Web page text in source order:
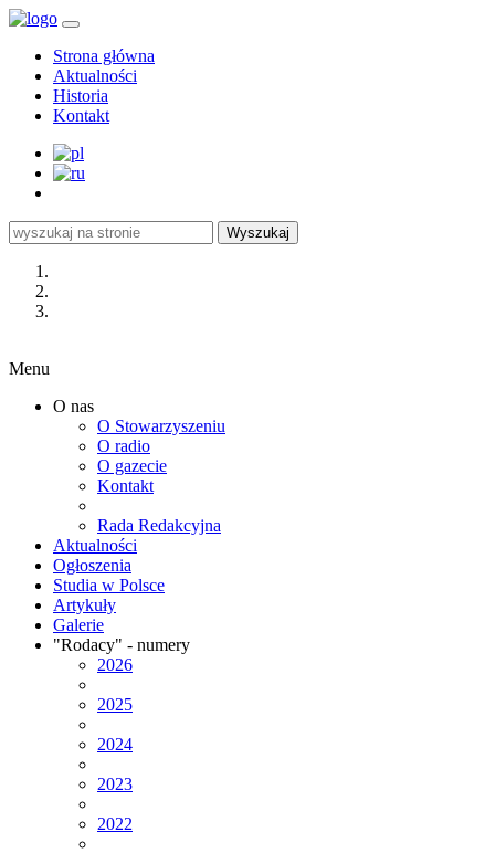
Strona główna
Aktualności
Historia
Kontakt
Wyszukaj
Menu
O nas
O Stowarzyszeniu
O radio
O gazecie
Kontakt
Rada Redakcyjna
Aktualności
Ogłoszenia
Studia w Polsce
Artykuły
Galerie
"Rodacy" - numery
2026
2025
2024
2023
2022